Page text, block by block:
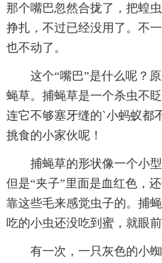
那个嘴巴忽然合拢了，把蝗
挣扎，不过已经没用了。不
也不动了。
这个“嘴巴”是什么呢？
蝇草。捕蝇草是一个杀虫不
连它不够塞牙缝的`小蚂蚁都
挑食的小家伙呢！
捕蝇草的形状像一个小
但是“夹子”里面是血红色，
靠这些毛来感觉虫子的。捕
吃的小虫还没吃到蜜，就眼前
有一次，一只灰色的小